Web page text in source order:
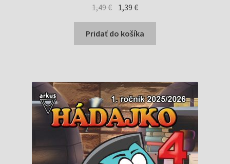
1,49€ Pôvodná
bola:
1,49 €.
1,39€Aktuálna
je:
1,39 €.
Pridať do košíka